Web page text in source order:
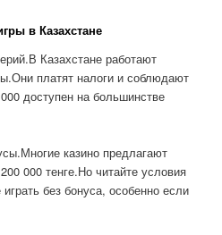
в Казахстане
Казахстане работают
платят налоги и соблюдают
доступен на большинстве
казино предлагают
000 тенге.Но читайте условия
без бонуса, особенно если